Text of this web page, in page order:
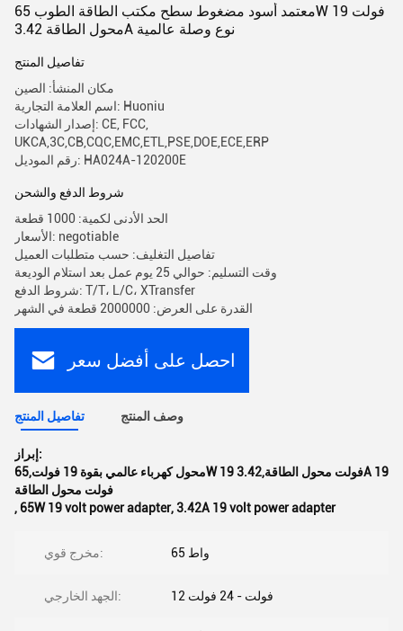
معتمد أسود مضغوط سطح مكتب الطاقة الطوب 65W 19 فولت
محول الطاقة 3.42A نوع وصلة عالمية
تفاصيل المنتج
مكان المنشأ: الصين
اسم العلامة التجارية: Huoniu
إصدار الشهادات: CE, FCC,
UKCA,3C,CB,CQC,EMC,ETL,PSE,DOE,ECE,ERP
رقم الموديل: HA024A-120200E
شروط الدفع والشحن
الحد الأدنى لكمية: 1000 قطعة
الأسعار: negotiable
تفاصيل التغليف: حسب متطلبات العميل
وقت التسليم: حوالي 25 يوم عمل بعد استلام الوديعة
شروط الدفع: T/T، L/C، XTransfer
القدرة على العرض: 2000000 قطعة في الشهر
احصل على أفضل سعر
تفاصيل المنتج وصف المنتج
إبراز:
محول كهرباء عالمي بقوة 19 فولت,65W 19 فولت محول الطاقة,3.42A 19
فولت محول الطاقة
, 65W 19 volt power adapter,3.42A 19 volt power adapter
مخرج قوي: 65 واط
الجهد الخارجي: 12 فولت - 24 فولت